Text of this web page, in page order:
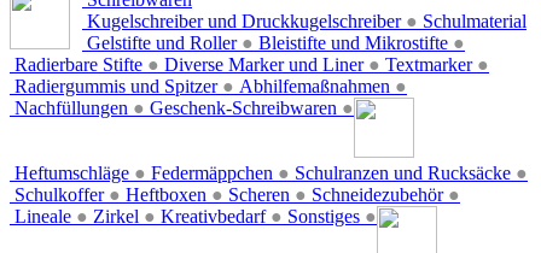
Kugelschreiber und Druckkugelschreiber ●
Gelstifte und Roller ● Bleistifte und Mikrostifte ●
Radierbare Stifte ● Diverse Marker und Liner ● Textmarker ●
Radiergummis und Spitzer ● Abhilfemaßnahmen ●
Nachfüllungen ● Geschenk-Schreibwaren ●
Schulmaterial
Heftumschläge ● Federmäppchen ● Schulranzen und Rucksäcke ●
Schulkoffer ● Heftboxen ● Scheren ● Schneidezubehör ●
Lineale ● Zirkel ● Kreativbedarf ● Sonstiges ●